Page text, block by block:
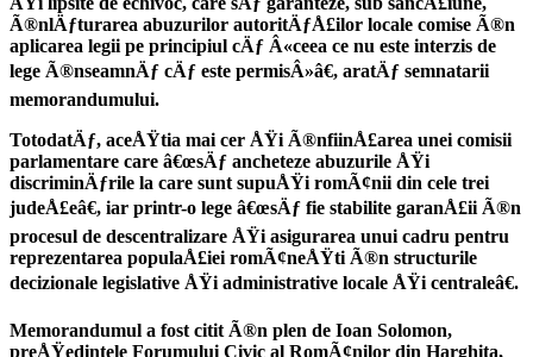
Ã®nlÄƒturarea abuzurilor autoritÄƒÅ£ilor locale comise Ã®n
aplicarea legii pe principiul cÄƒ Â«ceea ce nu este interzis de
lege Ã®nseamnÄƒ cÄƒ este permisÂ»â€, aratÄƒ semnatarii
memorandumului.
TotodatÄƒ, aceÅŸtia mai cer ÅŸi Ã®nfiinÅ£area unei comisii
parlamentare care â€œsÄƒ ancheteze abuzurile ÅŸi
discriminÄƒrile la care sunt supuÅŸi romÃ¢nii din cele trei
judeÅ£eâ€, iar printr-o lege â€œsÄƒ fie stabilite garanÅ£ii Ã®n
procesul de descentralizare ÅŸi asigurarea unui cadru pentru
reprezentarea populaÅ£iei romÃ¢neÅŸti Ã®n structurile
decizionale legislative ÅŸi administrative locale ÅŸi centraleâ€.
Memorandumul a fost citit Ã®n plen de Ioan Solomon,
preÅŸedintele Forumului Civic al RomÃ¢nilor din Harghita,